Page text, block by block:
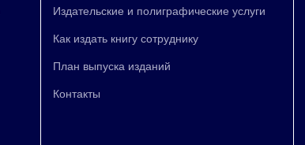
Издательские и полиграфические услуги
Как издать книгу сотруднику
План выпуска изданий
Контакты